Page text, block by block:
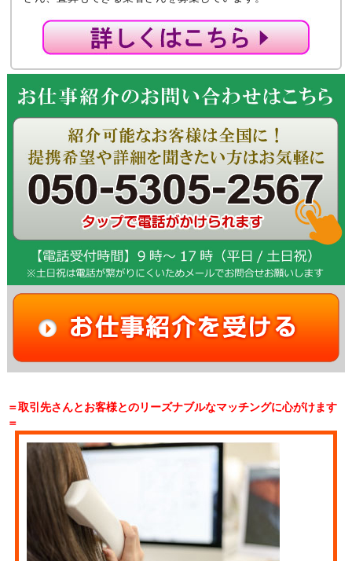
＝取引先さんとお客様とのリーズナブルなマッチングに心がけます
＝